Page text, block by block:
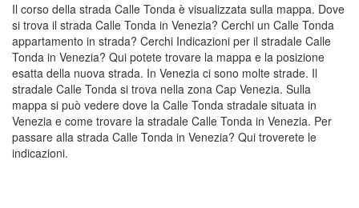
Il corso della strada Calle Tonda è visualizzata sulla mappa. Dove
si trova il strada Calle Tonda in Venezia? Cerchi un Calle Tonda
appartamento in strada? Cerchi Indicazioni per il stradale Calle
Tonda in Venezia? Qui potete trovare la mappa e la posizione
esatta della nuova strada. In Venezia ci sono molte strade. Il
stradale Calle Tonda si trova nella zona Cap Venezia. Sulla
mappa si può vedere dove la Calle Tonda stradale situata in
Venezia e come trovare la stradale Calle Tonda in Venezia. Per
passare alla strada Calle Tonda in Venezia? Qui troverete le
indicazioni.